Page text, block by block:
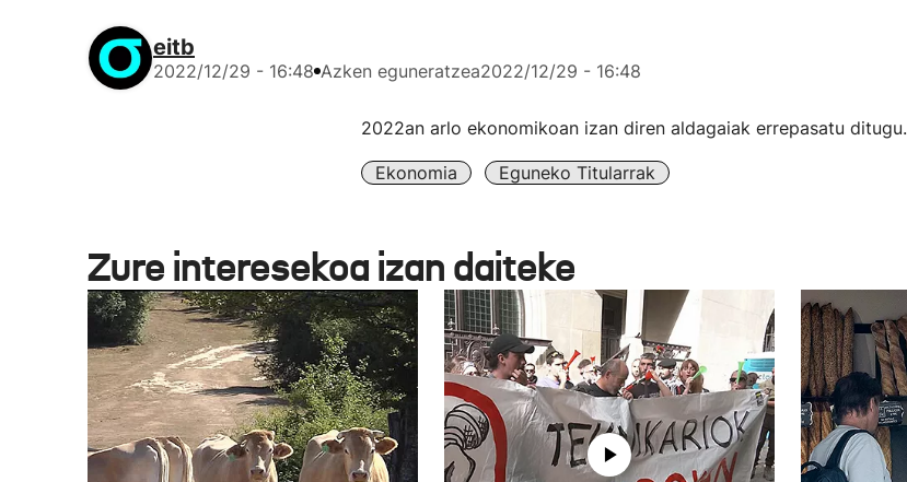
eitb
2022/12/29 - 16:48 Azken eguneratzea2022/12/29 - 16:48
2022an arlo ekonomikoan izan diren aldagaiak errepasatu ditugu.
Ekonomia Eguneko Titularrak
Zure interesekoa izan daiteke